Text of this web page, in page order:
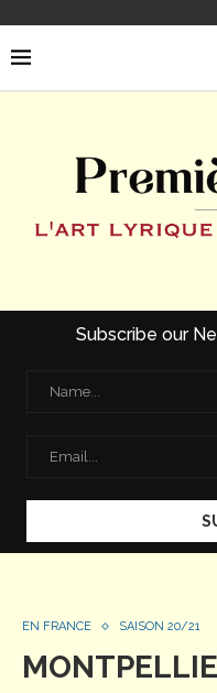
Subscribe our
EN FRANCE SAISON 20/21